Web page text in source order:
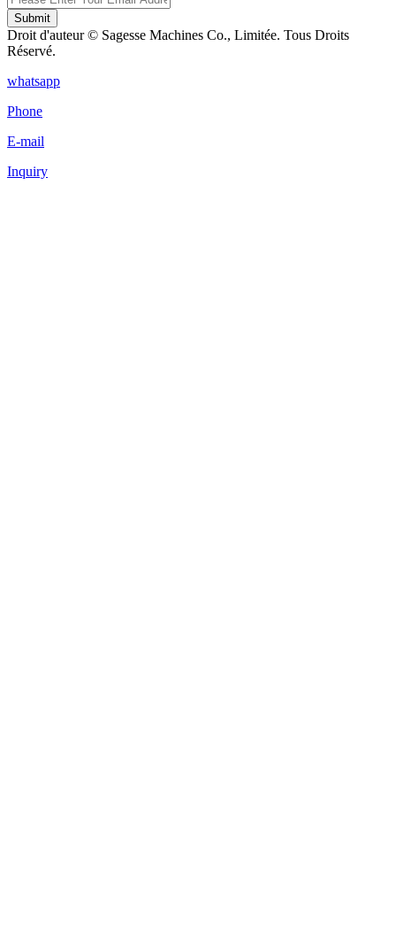
Submit
Droit d'auteur © Sagesse Machines Co., Limitée. Tous Droits
Réservé.
whatsapp
Phone
E-mail
Inquiry